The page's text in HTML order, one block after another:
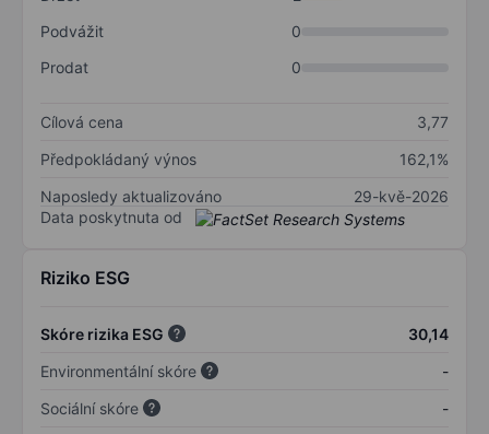
Podvážit
0
Prodat
0
Cílová cena
3,77
Předpokládaný výnos
162,1%
Naposledy aktualizováno
29-kvě-2026
Data poskytnuta od
Riziko ESG
Skóre rizika ESG
30,14
Environmentální skóre
-
Sociální skóre
-